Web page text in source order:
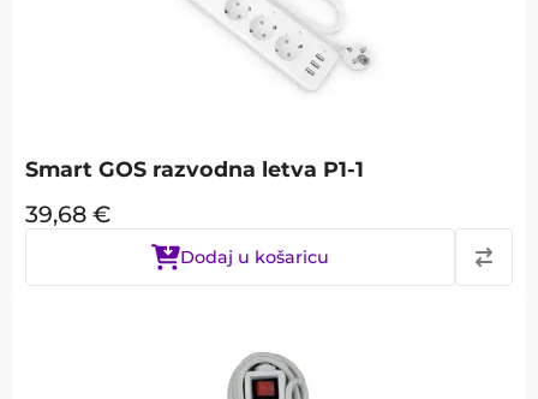
Smart GOS razvodna letva P1-1
39,68 €
Dodaj u košaricu